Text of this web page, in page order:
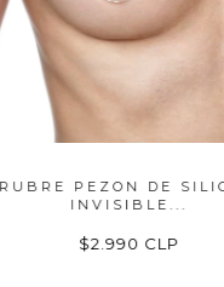
PEZON DE SILICONA
INVISIBLE...
$2.990 CLP